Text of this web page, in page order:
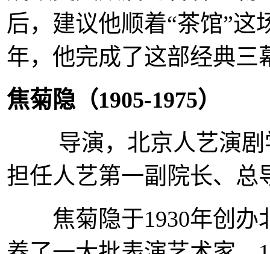
后，建议他顺着“茶馆”这
年，他完成了这部经典三
焦菊隐（1905-1975）
导演，北京人艺演剧
担任人艺第一副院长、总
焦菊隐于1930年创办